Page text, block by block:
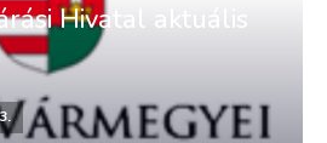
Hivatal aktuális